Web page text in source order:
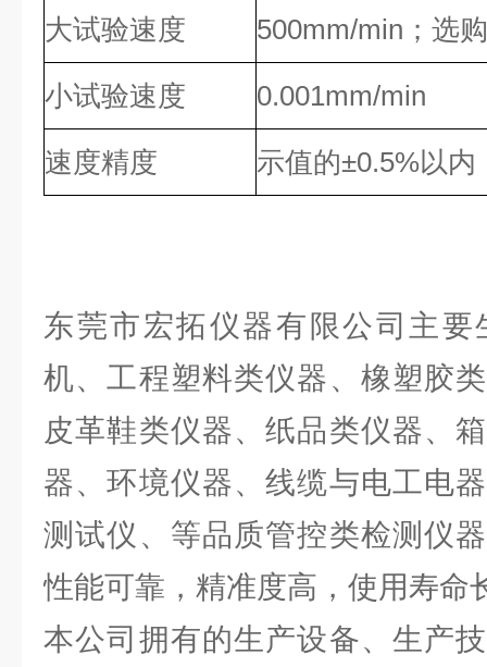
大试验速度 500mm/min；选
小试验速度 0.001mm/min
速度精度 示值的±0.5%以内
东莞市宏拓仪器有限公司主
机、工程塑料类仪器、橡塑胶
皮革鞋类仪器、纸品类仪器、
器、环境仪器、线缆与电工电
测试仪、等品质管控类检测仪
性能可靠，精准度高，使用寿命
本公司拥有的生产设备、生产